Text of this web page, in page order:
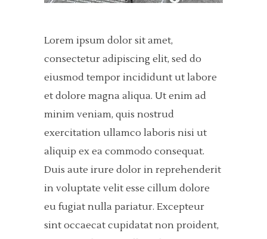
Lorem ipsum dolor sit amet,
consectetur adipiscing elit, sed do
eiusmod tempor incididunt ut labore
et dolore magna aliqua. Ut enim ad
minim veniam, quis nostrud
exercitation ullamco laboris nisi ut
aliquip ex ea commodo consequat.
Duis aute irure dolor in reprehenderit
in voluptate velit esse cillum dolore
eu fugiat nulla pariatur. Excepteur
sint occaecat cupidatat non proident,